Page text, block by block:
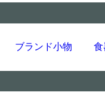
ブランド小物 食